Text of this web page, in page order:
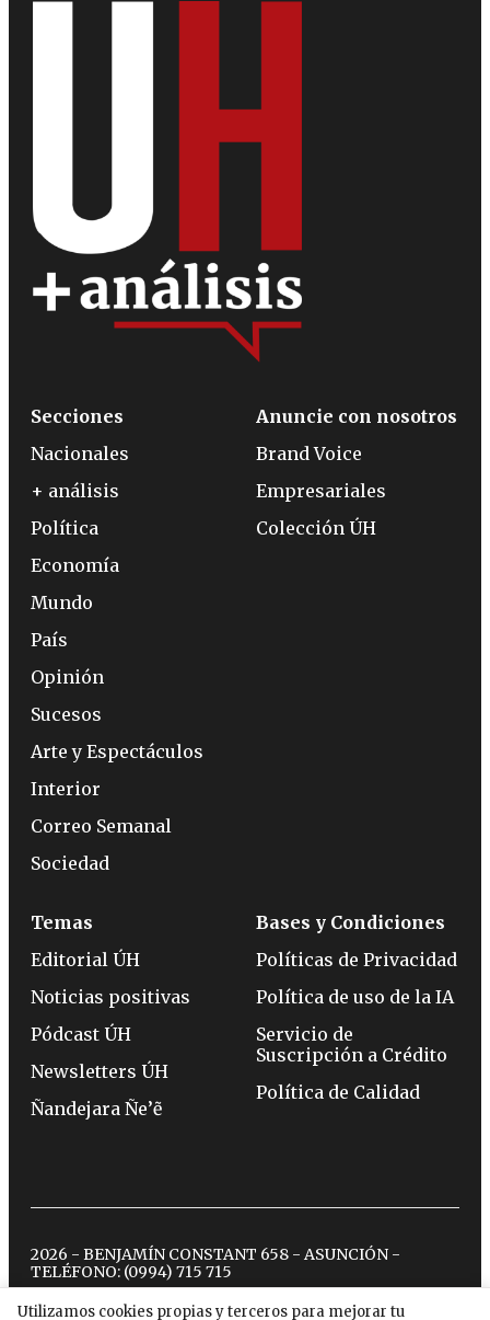
Utilizamos cookies propias y terceros para mejorar tu
Secciones
Nacionales
+ análisis
Política
Economía
Mundo
País
Opinión
Sucesos
Arte y Espectáculos
Interior
Correo Semanal
Sociedad
Anuncie con nosotros
Brand Voice
Empresariales
Colección ÚH
Temas
Editorial ÚH
Noticias positivas
Pódcast ÚH
Newsletters ÚH
Ñandejara Ñe’ẽ
Bases y Condiciones
Políticas de Privacidad
Política de uso de la IA
Servicio de
Suscripción a Crédito
Política de Calidad
2026 - BENJAMÍN CONSTANT 658 - ASUNCIÓN -
TELÉFONO: (0994) 715 715